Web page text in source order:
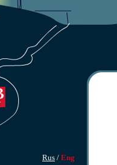
Rus / Eng